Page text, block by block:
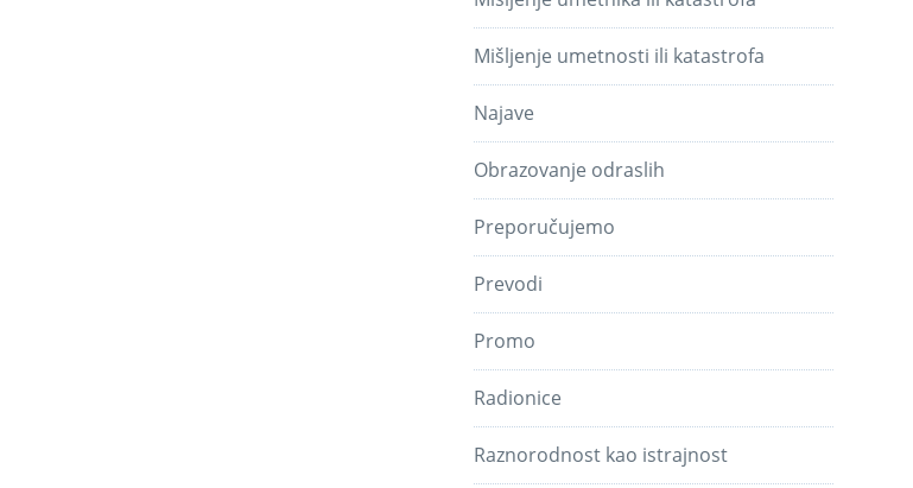
Mišljenje umetnosti ili katastrofa
Najave
Obrazovanje odraslih
Preporučujemo
Prevodi
Promo
Radionice
Raznorodnost kao istrajnost